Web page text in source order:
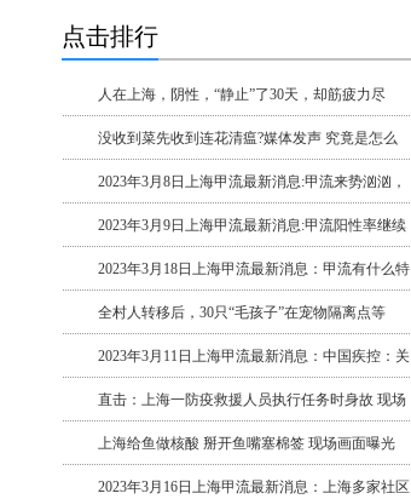
点击排行
人在上海，阴性，“静止”了30天，却筋疲力尽
没收到菜先收到连花清瘟?媒体发声 究竟是怎么
2023年3月8日上海甲流最新消息:甲流来势汹汹，
2023年3月9日上海甲流最新消息:甲流阳性率继续
2023年3月18日上海甲流最新消息：甲流有什么特
全村人转移后，30只“毛孩子”在宠物隔离点等
2023年3月11日上海甲流最新消息：中国疾控：关
直击：上海一防疫救援人员执行任务时身故 现场
上海给鱼做核酸 掰开鱼嘴塞棉签 现场画面曝光
2023年3月16日上海甲流最新消息：上海多家社区